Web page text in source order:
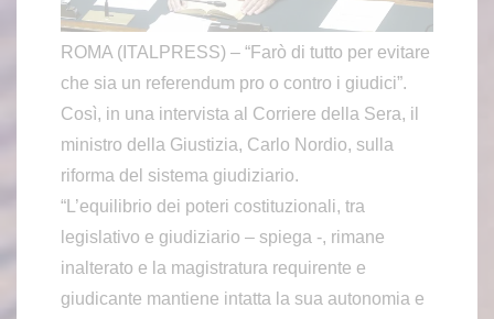
ROMA (ITALPRESS) – “Farò di tutto per evitare
che sia un referendum pro o contro i giudici”.
Così, in una intervista al Corriere della Sera, il
ministro della Giustizia, Carlo Nordio, sulla
riforma del sistema giudiziario.
“L’equilibrio dei poteri costituzionali, tra
legislativo e giudiziario – spiega -, rimane
inalterato e la magistratura requirente e
giudicante mantiene intatta la sua autonomia e